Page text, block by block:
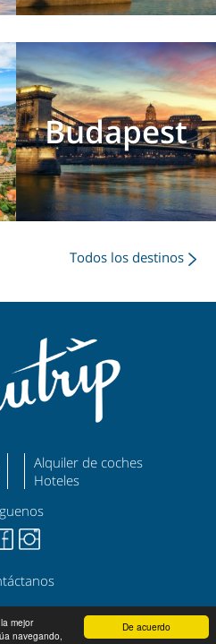
De acuerdo
mejor
navegando,
Budapest
Todos los destinos
Alquiler de coches
Hoteles
| Política de Privacidad